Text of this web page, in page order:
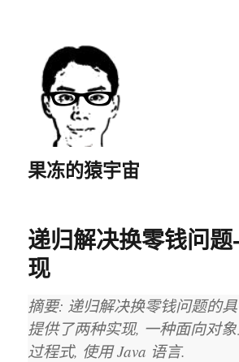
果冻的猿宇宙
递归解决换零钱问题
现
摘要: 递归解决换零钱问题的
提供了两种实现, 一种面向对
过程式, 使用 Java 语言.